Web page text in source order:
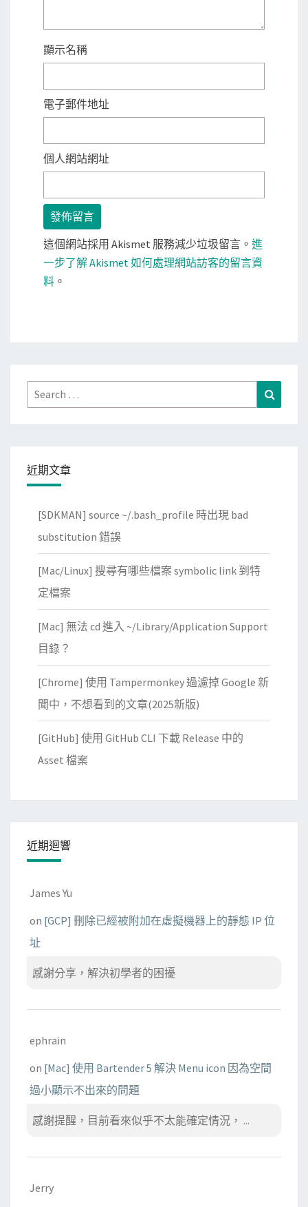
顯示名稱
電子郵件地址
個人網站網址
這個網站採用 Akismet 服務減少垃圾留言。 進
一步了解 Akismet 如何處理網站訪客的留言資
料 。
Search
for:
近期文章
[SDKMAN] source ~/.bash_profile 時出現 bad
substitution 錯誤
[Mac/Linux] 搜尋有哪些檔案 symbolic link 到特
定檔案
[Mac] 無法 cd 進入 ~/Library/Application Support
目錄？
[Chrome] 使用 Tampermonkey 過濾掉 Google 新
聞中，不想看到的文章(2025新版)
[GitHub] 使用 GitHub CLI 下載 Release 中的
Asset 檔案
近期迴響
James Yu
on [GCP] 刪除已經被附加在虛擬機器上的靜態 IP 位
址
感謝分享，解決初學者的困擾
ephrain
on [Mac] 使用 Bartender 5 解決 Menu icon 因為空間
過小顯示不出來的問題
感謝提醒，目前看來似乎不太能確定情況， ...
Jerry